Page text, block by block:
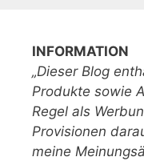
INFORMATION
„Dieser Blog
Produkte sowie
Regel als
Provisionen
meine